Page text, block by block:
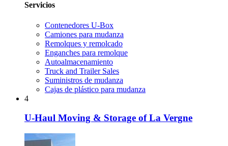
Servicios
Contenedores U-Box
Camiones para mudanza
Remolques y remolcado
Enganches para remolque
Autoalmacenamiento
Truck and Trailer Sales
Suministros de mudanza
Cajas de plástico para mudanza
4
U-Haul Moving & Storage of La Vergne